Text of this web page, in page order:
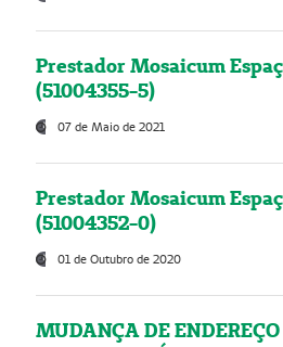
Prestador Mosaicum
(51004355-5)
07 de Maio de 2021
Prestador Mosaicum
(51004352-0)
01 de Outubro de 2020
MUDANÇA DE